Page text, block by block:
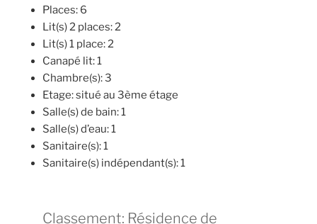
Places: 6
Lit(s) 2 places: 2
Lit(s) 1 place: 2
Canapé lit: 1
Chambre(s): 3
Etage: situé au 3ème étage
Salle(s) de bain: 1
Salle(s) d’eau: 1
Sanitaire(s): 1
Sanitaire(s) indépendant(s): 1
Classement: Résidence de